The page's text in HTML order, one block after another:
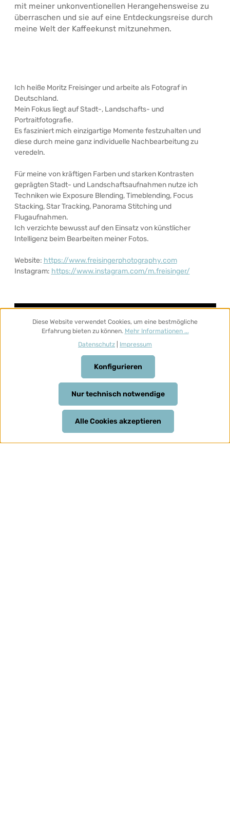
mit meiner unkonventionellen Herangehensweise zu
überraschen und sie auf eine Entdeckungsreise durch
meine Welt der Kaffeekunst mitzunehmen.
Ich heiße Moritz Freisinger und arbeite als Fotograf in
Deutschland.
Mein Fokus liegt auf Stadt-, Landschafts- und
Portraitfotografie.
Es fasziniert mich einzigartige Momente festzuhalten und
diese durch meine ganz individuelle Nachbearbeitung zu
veredeln.
Für meine von kräftigen Farben und starken Kontrasten
geprägten Stadt- und Landschaftsaufnahmen nutze ich
Techniken wie Exposure Blending, Timeblending, Focus
Stacking, Star Tracking, Panorama Stitching und
Flugaufnahmen.
Ich verzichte bewusst auf den Einsatz von künstlicher
Intelligenz beim Bearbeiten meiner Fotos.
Website: https://www.freisingerphotography.com
Instagram: https://www.instagram.com/m.freisinger/
Diese Website verwendet Cookies, um eine bestmögliche
Erfahrung bieten zu können. Mehr Informationen ...
Datenschutz
Impressum
Nur technisch notwendige
Konfigurieren
Alle Cookies akzeptieren